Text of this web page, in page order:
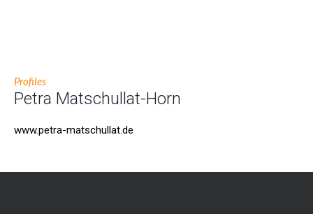
Profiles
Petra Matschullat-Horn
www.petra-matschullat.de